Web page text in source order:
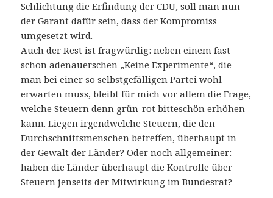
Schlichtung die Erfindung der CDU, soll man nun
der Garant dafür sein, dass der Kompromiss
umgesetzt wird.
Auch der Rest ist fragwürdig: neben einem fast
schon adenauerschen „Keine Experimente“, die
man bei einer so selbstgefälligen Partei wohl
erwarten muss, bleibt für mich vor allem die Frage,
welche Steuern denn grün-rot bitteschön erhöhen
kann. Liegen irgendwelche Steuern, die den
Durchschnittsmenschen betreffen, überhaupt in
der Gewalt der Länder? Oder noch allgemeiner:
haben die Länder überhaupt die Kontrolle über
Steuern jenseits der Mitwirkung im Bundesrat?